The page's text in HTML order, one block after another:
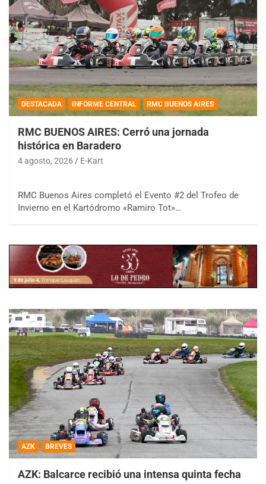
DESTACADA INFORME CENTRAL RMC BUENOS AIRES
RMC BUENOS AIRES: Cerró una jornada
histórica en Baradero
4 agosto, 2026 E-Kart
RMC Buenos Aires completó el Evento #2 del Trofeo de
Invierno en el Kartódromo «Ramiro Tot»…
AZK BREVES
AZK: Balcarce recibió una intensa quinta fecha